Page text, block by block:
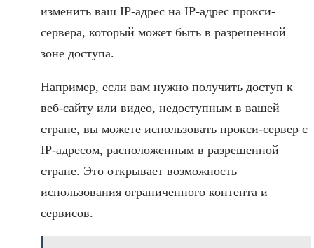
изменить ваш IP-адрес на IP-адрес прокси-
сервера, который может быть в разрешенной
зоне доступа.
Например, если вам нужно получить доступ к
веб-сайту или видео, недоступным в вашей
стране, вы можете использовать прокси-сервер с
IP-адресом, расположенным в разрешенной
стране. Это открывает возможность
использования ограниченного контента и
сервисов.